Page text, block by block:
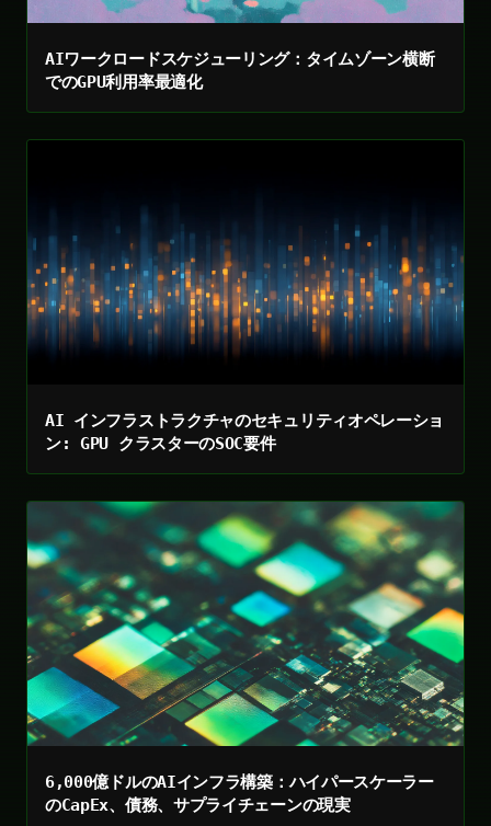
AIワークロードスケジューリング：タイムゾーン横断
でのGPU利用率最適化
AI インフラストラクチャのセキュリティオペレーショ
ン: GPU クラスターのSOC要件
6,000億ドルのAIインフラ構築：ハイパースケーラー
のCapEx、債務、サプライチェーンの現実